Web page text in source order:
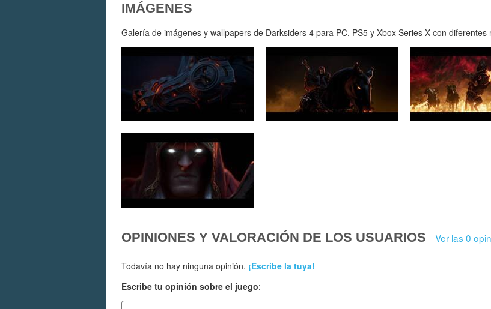
IMÁGENES
Galería de imágenes y wallpapers de Darksiders 4 para PC, PS5 y Xbox Series X con
OPINIONES Y VALORACIÓN DE LOS USUARIOS Ver las 0
Todavía no hay ninguna opinión. ¡Escribe la tuya!
Escribe tu opinión sobre el juego: